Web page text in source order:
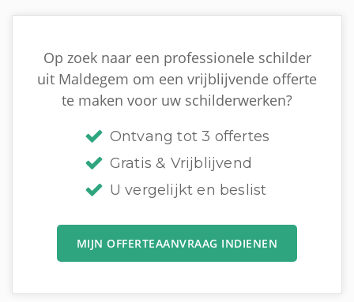
Op zoek naar een professionele schilder
uit Maldegem om een vrijblijvende offerte
te maken voor uw schilderwerken?
Ontvang tot 3 offertes
Gratis & Vrijblijvend
U vergelijkt en beslist
MIJN OFFERTEAANVRAAG INDIENEN